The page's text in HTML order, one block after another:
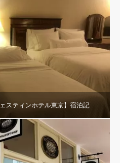
スティンホテル東京】宿泊記